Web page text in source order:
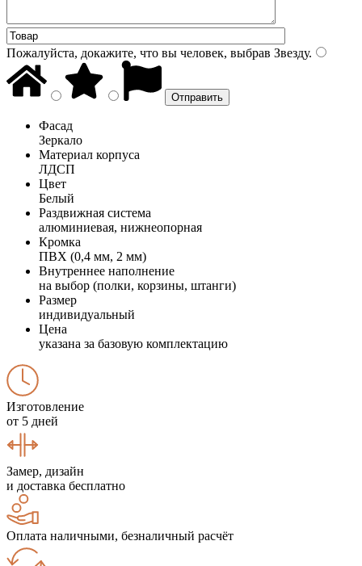
Пожалуйста, докажите, что вы человек, выбрав Звезду.
Фасад
Зеркало
Материал корпуса
ЛДСП
Цвет
Белый
Раздвижная система
алюминиевая, нижнеопорная
Кромка
ПВХ (0,4 мм, 2 мм)
Внутреннее наполнение
на выбор (полки, корзины, штанги)
Размер
индивидуальный
Цена
указана за базовую комплектацию
Изготовление
от 5 дней
Замер, дизайн
и доставка бесплатно
Оплата наличными, безналичный расчёт